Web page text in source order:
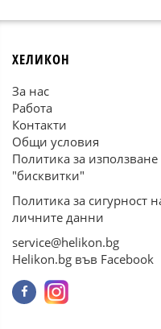
ХЕЛИКОН
За нас
Работа
Контакти
Общи условия
Политика за
"бисквитки"
Политика за сигурност
личните данни
service@helikon.bg
Helikon.bg във Facebook